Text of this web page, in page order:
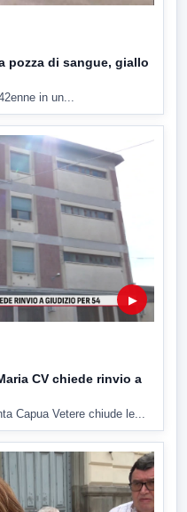
pozza di sangue, giallo
in un...
▶
CV chiede rinvio a
Capua Vetere chiude le...